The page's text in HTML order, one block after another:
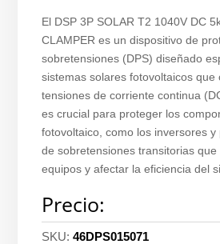
El DSP 3P SOLAR T2 1040V DC
CLAMPER es un dispositivo de
sobretensiones (DPS) diseñado
sistemas solares fotovoltaicos que
tensiones de corriente continua
es crucial para proteger los
fotovoltaico, como los inversores y
de sobretensiones transitorias
equipos y afectar la eficiencia del
Precio:
SKU:46DPS015071